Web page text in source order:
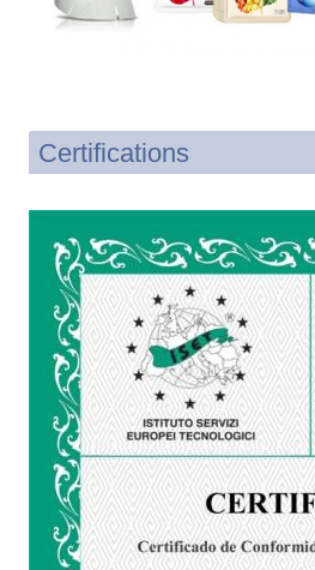
Certifications